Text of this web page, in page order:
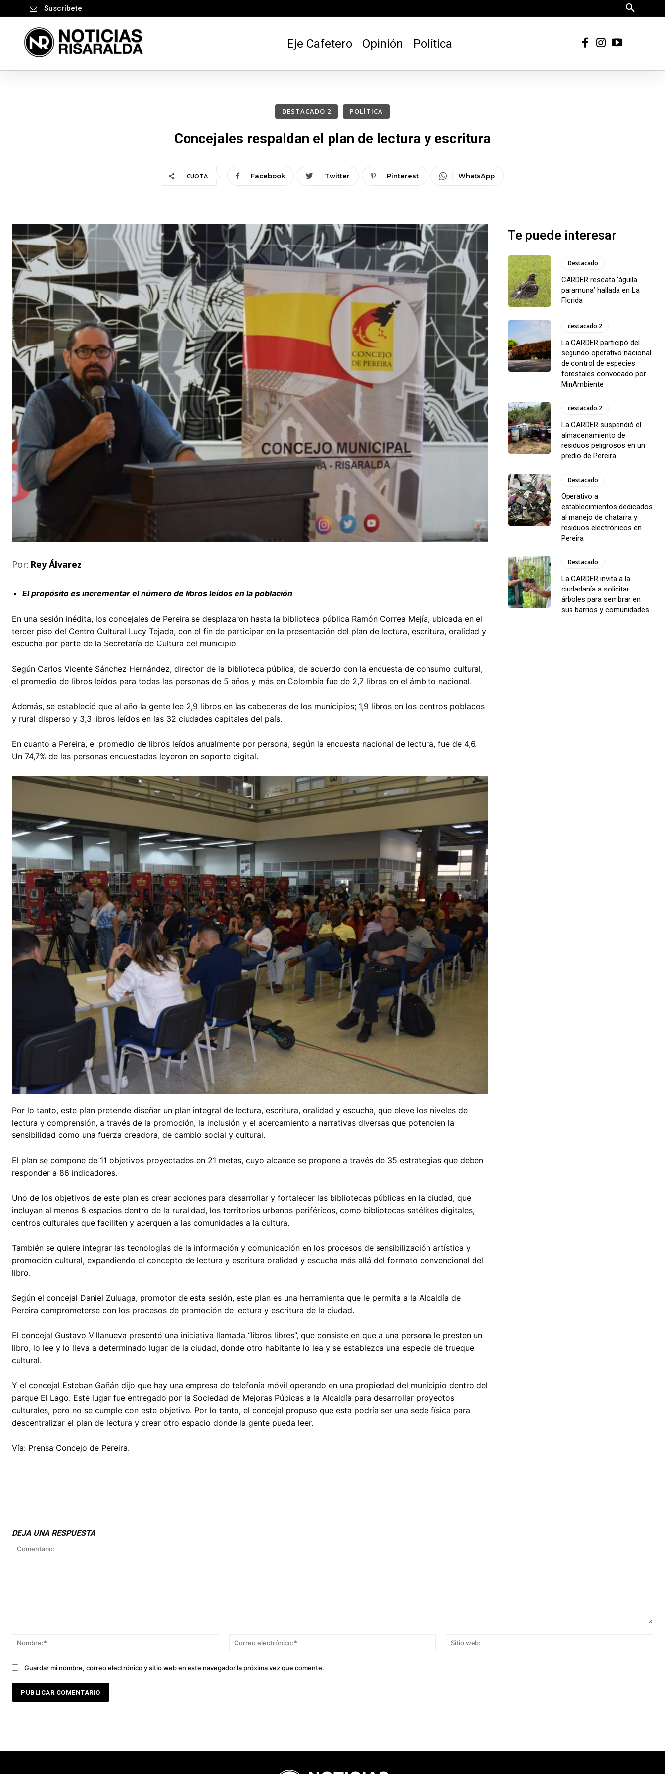
Suscríbete
Eje Cafetero Opinión Política
DESTACADO 2 POLÍTICA
Concejales respaldan el plan de lectura y escritura
CUOTA Facebook Twitter Pinterest WhatsApp
Por: Rey Álvarez
El propósito es incrementar el número de libros leídos en la población
En una sesión inédita, los concejales de Pereira se desplazaron hasta la biblioteca pública Ramón Correa Mejía, ubicada en el
tercer piso del Centro Cultural Lucy Tejada, con el fin de participar en la presentación del plan de lectura, escritura, oralidad y
escucha por parte de la Secretaría de Cultura del municipio.
Según Carlos Vicente Sánchez Hernández, director de la biblioteca pública, de acuerdo con la encuesta de consumo cultural,
el promedio de libros leídos para todas las personas de 5 años y más en Colombia fue de 2,7 libros en el ámbito nacional.
Además, se estableció que al año la gente lee 2,9 libros en las cabeceras de los municipios; 1,9 libros en los centros poblados
y rural disperso y 3,3 libros leídos en las 32 ciudades capitales del país.
En cuanto a Pereira, el promedio de libros leídos anualmente por persona, según la encuesta nacional de lectura, fue de 4,6.
Un 74,7% de las personas encuestadas leyeron en soporte digital.
Por lo tanto, este plan pretende diseñar un plan integral de lectura, escritura, oralidad y escucha, que eleve los niveles de
lectura y comprensión, a través de la promoción, la inclusión y el acercamiento a narrativas diversas que potencien la
sensibilidad como una fuerza creadora, de cambio social y cultural.
El plan se compone de 11 objetivos proyectados en 21 metas, cuyo alcance se propone a través de 35 estrategias que deben
responder a 86 indicadores.
Uno de los objetivos de este plan es crear acciones para desarrollar y fortalecer las bibliotecas públicas en la ciudad, que
incluyan al menos 8 espacios dentro de la ruralidad, los territorios urbanos periféricos, como bibliotecas satélites digitales,
centros culturales que faciliten y acerquen a las comunidades a la cultura.
También se quiere integrar las tecnologías de la información y comunicación en los procesos de sensibilización artística y
promoción cultural, expandiendo el concepto de lectura y escritura oralidad y escucha más allá del formato convencional del
libro.
Según el concejal Daniel Zuluaga, promotor de esta sesión, este plan es una herramienta que le permita a la Alcaldía de
Pereira comprometerse con los procesos de promoción de lectura y escritura de la ciudad.
El concejal Gustavo Villanueva presentó una iniciativa llamada “libros libres”, que consiste en que a una persona le presten un
libro, lo lee y lo lleva a determinado lugar de la ciudad, donde otro habitante lo lea y se establezca una especie de trueque
cultural.
Y el concejal Esteban Gañán dijo que hay una empresa de telefonía móvil operando en una propiedad del municipio dentro del
parque El Lago. Este lugar fue entregado por la Sociedad de Mejoras Púbicas a la Alcaldía para desarrollar proyectos
culturales, pero no se cumple con este objetivo. Por lo tanto, el concejal propuso que esta podría ser una sede física para
descentralizar el plan de lectura y crear otro espacio donde la gente pueda leer.
Vía: Prensa Concejo de Pereira.
Te puede interesar
Destacado
CARDER rescata ‘águila
paramuna’ hallada en La
Florida
destacado 2
La CARDER participó del
segundo operativo nacional
de control de especies
forestales convocado por
MinAmbiente
destacado 2
La CARDER suspendió el
almacenamiento de
residuos peligrosos en un
predio de Pereira
Destacado
Operativo a
establecimientos dedicados
al manejo de chatarra y
residuos electrónicos en
Pereira
Destacado
La CARDER invita a la
ciudadanía a solicitar
árboles para sembrar en
sus barrios y comunidades
DEJA UNA RESPUESTA
Nombre:*
Correo
Guardar mi nombre, correo electrónico y sitio web en este navegador la próxima vez que comente.